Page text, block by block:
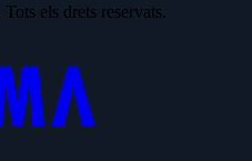
els drets reservats.